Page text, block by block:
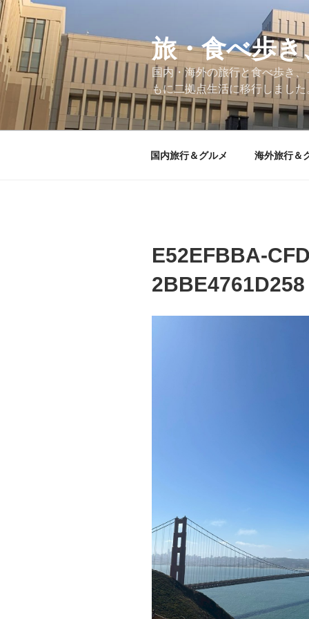
コ
ン
テ
ン
ツ
へ
旅・食べ歩
国内・海外の旅行と食べ歩き
もに二拠点生活に移行しました
国内旅行＆グルメ 海外旅行＆
E52EFBBA-
2BBE4761D258